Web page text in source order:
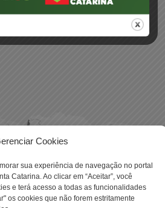
Cookies
sua experiência de navegação no portal
Catarina. Ao clicar em “Aceitar”, você
e terá acesso a todas as funcionalidades
os cookies que não forem estritamente
- 480
SC